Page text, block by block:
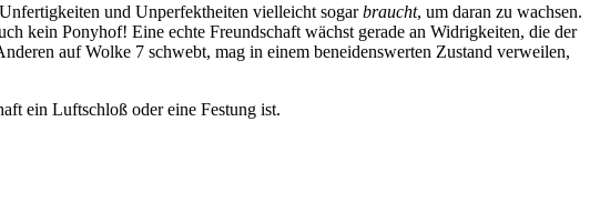
und Unperfektheiten vielleicht sogarbraucht, um daran zu wachsen.
kein Ponyhof! Eine echte Freundschaft wächst gerade an Widrigkeiten, die der
auf Wolke 7 schwebt, mag in einem beneidenswerten Zustand verweilen,
ein Luftschloß oder eine Festung ist.